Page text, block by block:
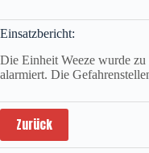
Einsatzbericht:
Die Einheit Weeze wurde
alarmiert. Die
Zurück